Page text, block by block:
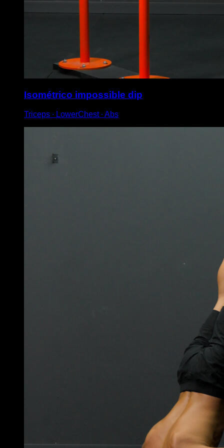
Isométrico impossible dip
Triceps ∙ LowerChest ∙ Abs